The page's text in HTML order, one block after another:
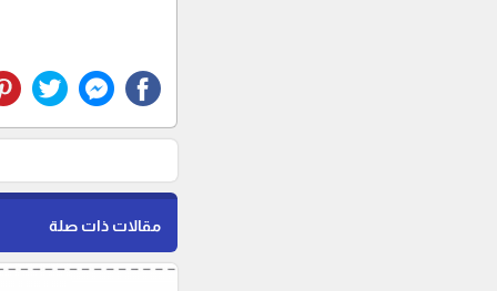
مقالات ذات صلة